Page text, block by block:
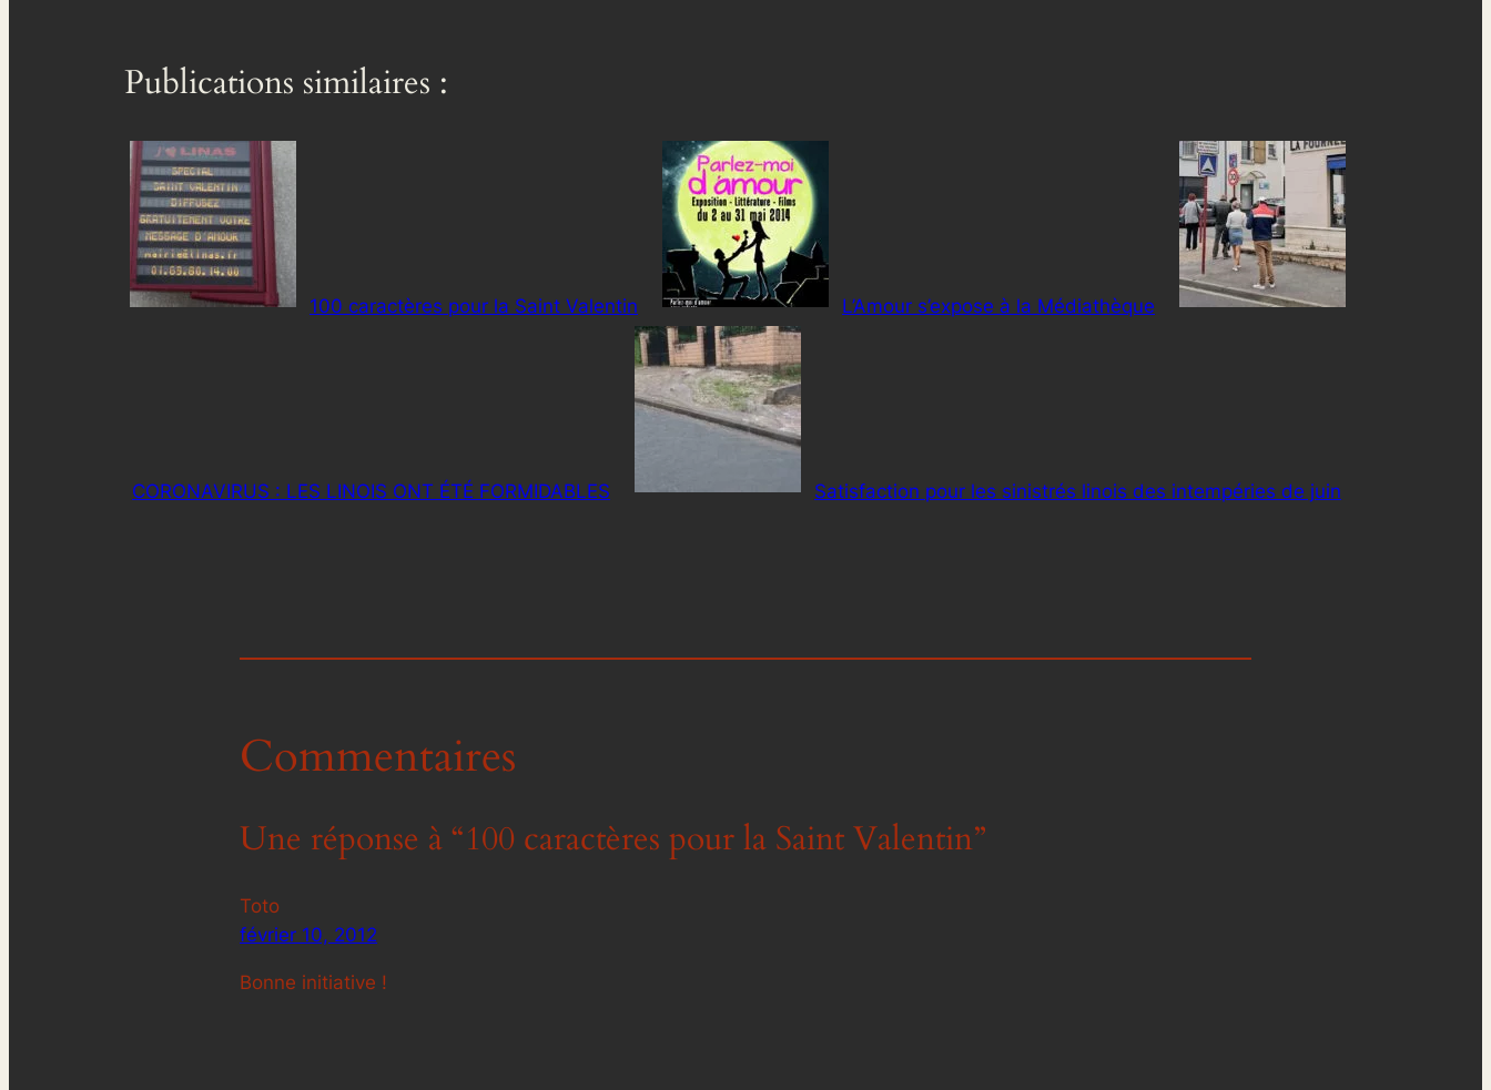
Publications similaires :
100 caractères pour la Saint Valentin L’Amour s’expose à la Médiathèque
CORONAVIRUS : LES LINOIS ONT ÉTÉ FORMIDABLES Satisfaction pour les sinistrés linois des intempéries de juin
Commentaires
Une réponse à “100 caractères pour la Saint Valentin”
Toto
février 10, 2012
Bonne initiative !